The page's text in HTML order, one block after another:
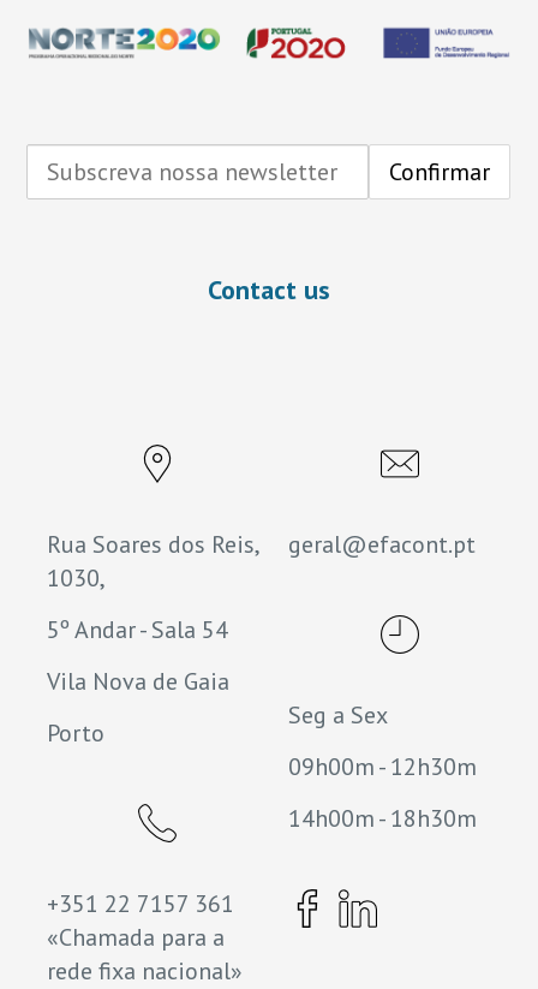
Contact us
Rua Soares dos Reis,
1030,
5º Andar - Sala 54
Vila Nova de Gaia
Porto
+351 22 7157 361
«Chamada para a
rede fixa nacional»
geral@efacont.pt
Seg a Sex
09h00m - 12h30m
14h00m - 18h30m